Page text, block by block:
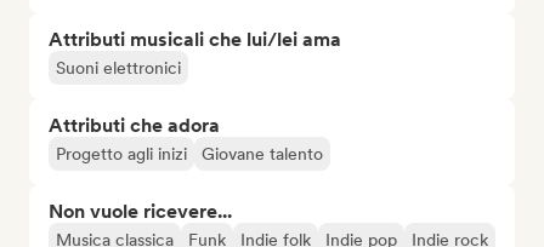
Attributi musicali che lui/lei ama
Suoni elettronici
Attributi che adora
Progetto agli inizi Giovane talento
Non vuole ricevere...
Musica classica Funk Indie folk Indie pop Indie rock